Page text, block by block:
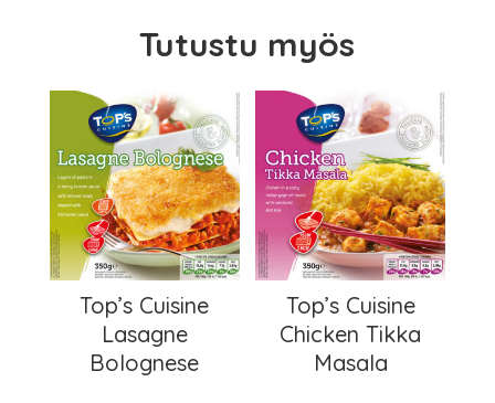
Tutustu myös
Top’s Cuisine
Lasagne
Bolognese
Top’s Cuisine
Chicken Tikka
Masala